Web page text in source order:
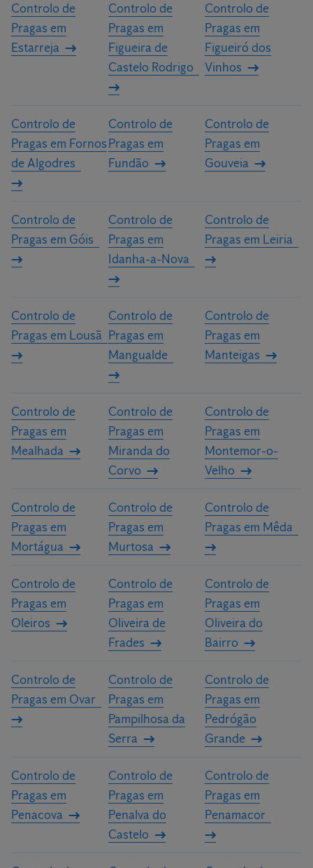
Controlo de
Pragas em
Estarreja
Controlo de
Pragas em
Figueira de
Castelo Rodrigo
Controlo de
Pragas em
Figueiró dos
Vinhos
Controlo de
Pragas em Fornos
de Algodres
Controlo de
Pragas em
Fundão
Controlo de
Pragas em
Gouveia
Controlo de
Pragas em Góis
Controlo de
Pragas em
Idanha-a-Nova
Controlo de
Pragas em Leiria
Controlo de
Pragas em Lousã
Controlo de
Pragas em
Mangualde
Controlo de
Pragas em
Manteigas
Controlo de
Pragas em
Mealhada
Controlo de
Pragas em
Miranda do
Corvo
Controlo de
Pragas em
Montemor-o-
Velho
Controlo de
Pragas em
Mortágua
Controlo de
Pragas em
Murtosa
Controlo de
Pragas em Mêda
Controlo de
Pragas em
Oleiros
Controlo de
Pragas em
Oliveira de
Frades
Controlo de
Pragas em
Oliveira do
Bairro
Controlo de
Pragas em Ovar
Controlo de
Pragas em
Pampilhosa da
Serra
Controlo de
Pragas em
Pedrógão
Grande
Controlo de
Pragas em
Penacova
Controlo de
Pragas em
Penalva do
Castelo
Controlo de
Pragas em
Penamacor